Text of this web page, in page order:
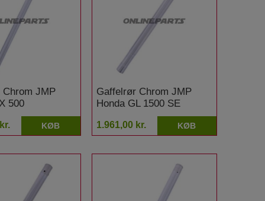
JMP
500
KØB
Gaffelrør Chrom JMP
Honda GL 1500 SE
1.961,00 kr. KØB